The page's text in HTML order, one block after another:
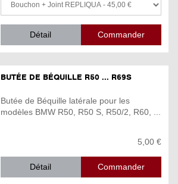
Détail
BUTÉE DE BÉQUILLE R50 ... R69S
Butée de Béquille latérale pour les
modèles BMW R50, R50 S, R50/2, R60, ...
5,00 €
Détail